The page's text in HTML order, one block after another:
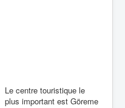
Le centre touristique le
plus important est Göreme